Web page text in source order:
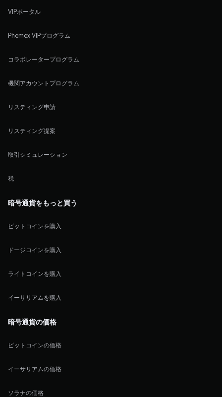
VIPポータル
Phemex VIPプログラム
コラボレータープログラム
機関アカウントプログラム
リスティング申請
リスティング提案
取引シミュレーション
税
暗号通貨をもっと買う
ビットコインを購入
ドージコインを購入
ライトコインを購入
イーサリアムを購入
暗号通貨の価格
ビットコインの価格
イーサリアムの価格
ソラナの価格